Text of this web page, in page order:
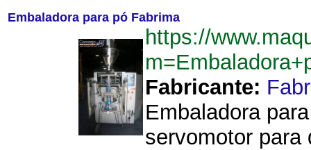
Embaladora para pó Fabrima
https://
Fabricante:
Embaladora
servomotor